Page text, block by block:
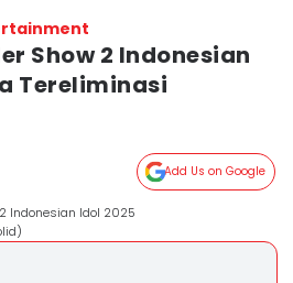
Show 2 Indonesian
Tereliminasi
Add Us on Google
Indonesian Idol 2025